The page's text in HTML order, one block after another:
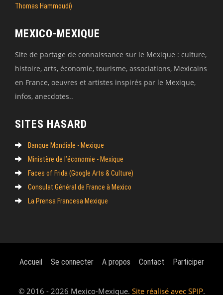
Thomas Hammoudi)
MEXICO-MEXIQUE
Site de partage de connaissance sur le Mexique : culture,
histoire, arts, économie, tourisme, associations, Mexicains
en France, oeuvres et artistes inspirés par le Mexique,
infos, anecdotes..
SITES HASARD
Banque Mondiale - Mexique
Ministère de l’économie - Mexique
Faces of Frida (Google Arts & Culture)
Consulat Général de France à Mexico
La Prensa Francesa Mexique
Accueil Se connecter A propos Contact Participer
© 2016 - 2026 Mexico-Mexique. Site réalisé avec SPIP.